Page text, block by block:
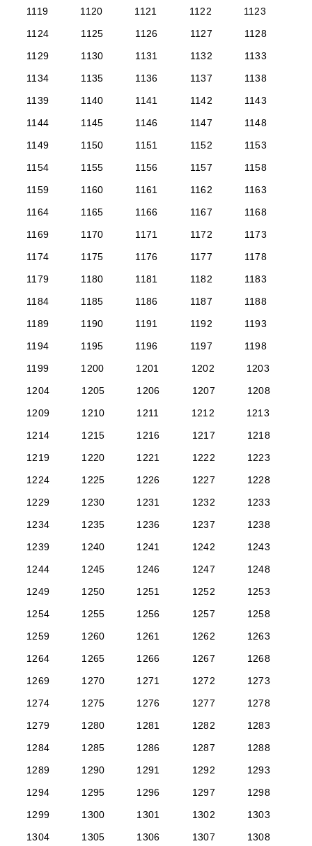
1119
1120 1121 1122
1123
1124
1125 1126 1127
1128
1129
1130 1131 1132
1133
1134
1135 1136 1137
1138
1139
1140 1141 1142
1143
1144
1145 1146 1147
1148
1149
1150 1151 1152
1153
1154
1155 1156 1157
1158
1159
1160 1161 1162
1163
1164
1165 1166 1167
1168
1169
1170 1171 1172
1173
1174
1175 1176 1177
1178
1179
1180 1181 1182
1183
1184
1185 1186 1187
1188
1189
1190 1191 1192
1193
1194
1195 1196 1197
1198
1199
1200 1201 1202
1203
1204
1205 1206 1207
1208
1209
1210 1211 1212
1213
1214
1215 1216 1217
1218
1219
1220 1221 1222
1223
1224
1225 1226 1227
1228
1229
1230 1231 1232
1233
1234
1235 1236 1237
1238
1239
1240 1241 1242
1243
1244
1245 1246 1247
1248
1249
1250 1251 1252
1253
1254
1255 1256 1257
1258
1259
1260 1261 1262
1263
1264
1265 1266 1267
1268
1269
1270 1271 1272
1273
1274
1275 1276 1277
1278
1279
1280 1281 1282
1283
1284
1285 1286 1287
1288
1289
1290 1291 1292
1293
1294
1295 1296 1297
1298
1299
1300 1301 1302
1303
1304
1305 1306 1307
1308